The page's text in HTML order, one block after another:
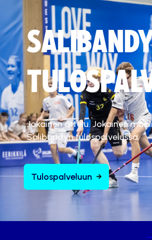
Jokainen ottelu. Jokainen
Salibandyn tulospalvelussa.
Tulospalveluun